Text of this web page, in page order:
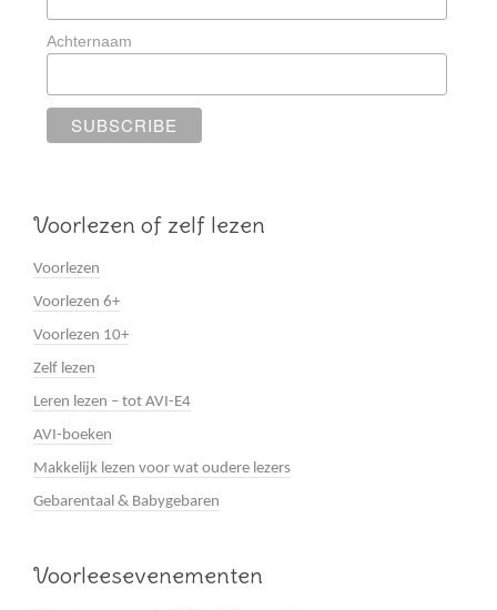
Achternaam
Voorlezen of zelf lezen
Voorlezen
Voorlezen 6+
Voorlezen 10+
Zelf lezen
Leren lezen – tot AVI-E4
AVI-boeken
Makkelijk lezen voor wat oudere lezers
Gebarentaal & Babygebaren
Voorleesevenementen